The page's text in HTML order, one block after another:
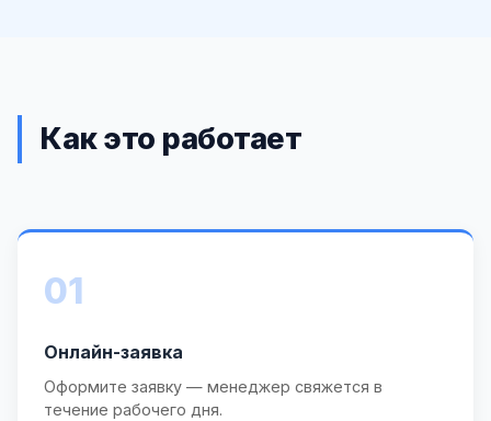
Как это работает
01
Онлайн-заявка
Оформите заявку — менеджер свяжется в
течение рабочего дня.